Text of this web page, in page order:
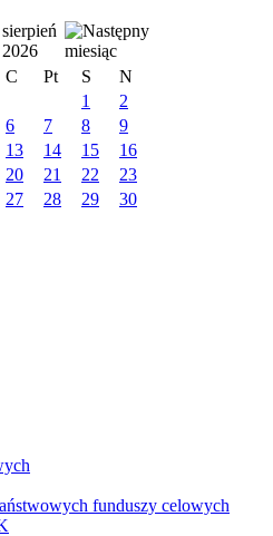
sierpień
2026
C Pt S
N
1
2
6 7 8
9
13 14 15
16
20 21 22
23
27 28 29
30
funduszy celowych